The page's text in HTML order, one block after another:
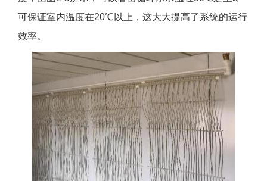
可保证室内温度在20℃以上，这大大提高了系统的运行
效率。